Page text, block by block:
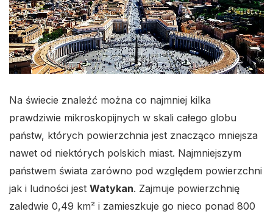
Na świecie znaleźć można co najmniej kilka
prawdziwie mikroskopijnych w skali całego globu
państw, których powierzchnia jest znacząco mniejsza
nawet od niektórych polskich miast. Najmniejszym
państwem świata zarówno pod względem powierzchni
jak i ludności jest Watykan. Zajmuje powierzchnię
zaledwie 0,49 km² i zamieszkuje go nieco ponad 800